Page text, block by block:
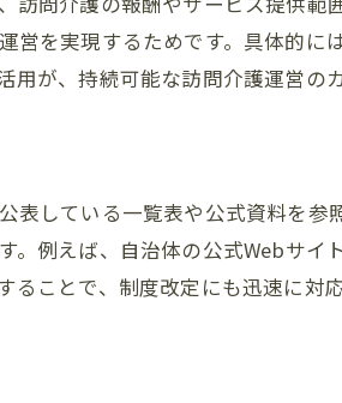
訪問介護の地域区分変更後に必要
営を実現するためです。具体的
が、持続可能な訪問介護運営のカ
表している一覧表や公式資料を
。例えば、自治体の公式Webサ
ことで、制度改定にも迅速に対応